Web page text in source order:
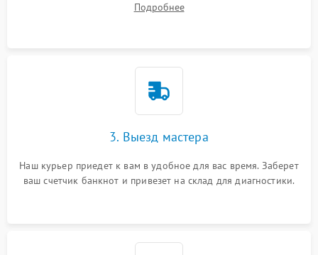
Подробнее
3. Выезд мастера
Наш курьер приедет к вам в удобное для вас время. Заберет
ваш счетчик банкнот и привезет на склад для диагностики.